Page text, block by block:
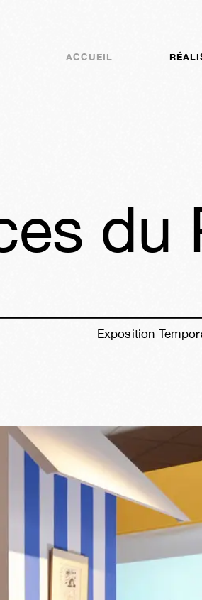
ACCUEIL
du
Exposition